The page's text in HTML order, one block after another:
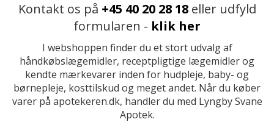
Kontakt os på +45 40 20 28 18eller udfyld
formularen - klik her
I webshoppen finder du et stort udvalg af
håndkøbslægemidler, receptpligtige lægemidler og
kendte mærkevarer inden for hudpleje, baby- og
børnepleje, kosttilskud og meget andet. Når du køber
varer på apotekeren.dk, handler du med Lyngby Svane
Apotek.